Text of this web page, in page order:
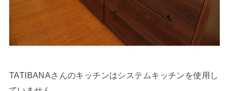
TATIBANAさんのキッチンはシステムキッチンを使用し